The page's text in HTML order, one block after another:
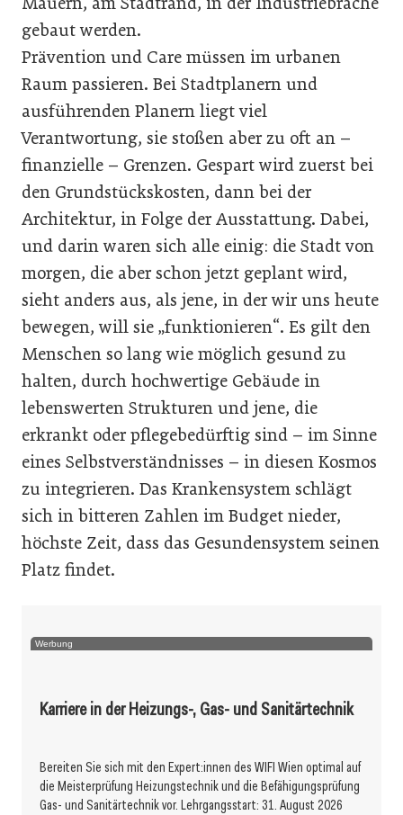
gebaut werden.
Prävention und Care müssen im urbanen
Raum passieren. Bei Stadtplanern und
ausführenden Planern liegt viel
Verantwortung, sie stoßen aber zu oft an –
finanzielle – Grenzen. Gespart wird zuerst bei
den Grundstückskosten, dann bei der
Architektur, in Folge der Ausstattung. Dabei,
und darin waren sich alle einig: die Stadt von
morgen, die aber schon jetzt geplant wird,
sieht anders aus, als jene, in der wir uns heute
bewegen, will sie „funktionieren“. Es gilt den
Menschen so lang wie möglich gesund zu
halten, durch hochwertige Gebäude in
lebenswerten Strukturen und jene, die
erkrankt oder pflegebedürftig sind – im Sinne
eines Selbstverständnisses – in diesen Kosmos
zu integrieren. Das Krankensystem schlägt
sich in bitteren Zahlen im Budget nieder,
höchste Zeit, dass das Gesundensystem seinen
Platz findet.
Werbung
Karriere in der Heizungs-, Gas- und Sanitärtechnik
Bereiten Sie sich mit den Expert:innen des WIFI Wien optimal auf
die Meisterprüfung Heizungstechnik und die Befähigungsprüfung
Gas- und Sanitärtechnik vor. Lehrgangsstart: 31. August 2026